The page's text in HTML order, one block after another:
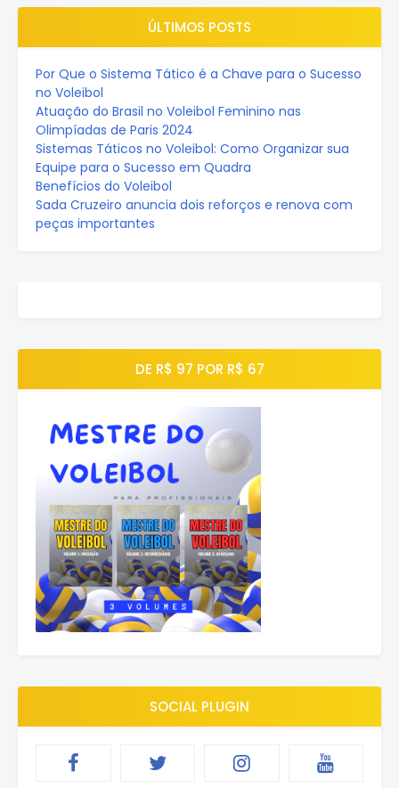
ÚLTIMOS POSTS
Por Que o Sistema Tático é a Chave para o Sucesso
no Voleibol
Atuação do Brasil no Voleibol Feminino nas
Olimpíadas de Paris 2024
Sistemas Táticos no Voleibol: Como Organizar sua
Equipe para o Sucesso em Quadra
Benefícios do Voleibol
Sada Cruzeiro anuncia dois reforços e renova com
peças importantes
DE R$ 97 POR R$ 67
SOCIAL PLUGIN